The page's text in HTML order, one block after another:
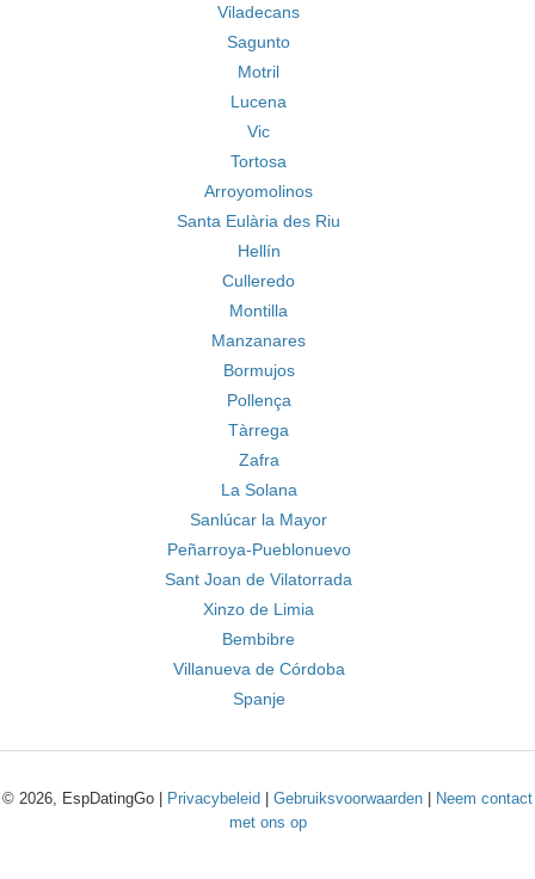
Viladecans
Sagunto
Motril
Lucena
Vic
Tortosa
Arroyomolinos
Santa Eulària des Riu
Hellín
Culleredo
Montilla
Manzanares
Bormujos
Pollença
Tàrrega
Zafra
La Solana
Sanlúcar la Mayor
Peñarroya-Pueblonuevo
Sant Joan de Vilatorrada
Xinzo de Limia
Bembibre
Villanueva de Córdoba
Spanje
© 2026, EspDatingGo | Privacybeleid Gebruiksvoorwaarden
Neem contact
met ons op